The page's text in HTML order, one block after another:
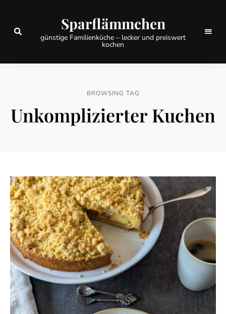
Sparflämmchen
günstige Familienküche – lecker und preiswert
kochen
BROWSING TAG
Unkomplizierter Kuchen